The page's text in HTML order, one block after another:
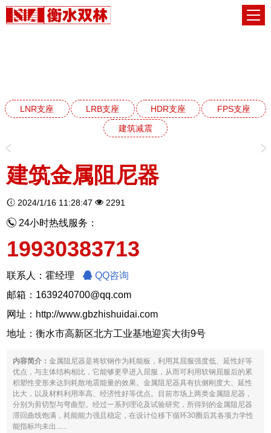
LNR支座 LRB支座 HDR支座
FPS支座
建筑减震
建筑金属阻尼器
2024/1/16 11:28:47 2291
24小时热线服务：
19930383713
联系人：霍经理
QQ咨询
邮箱：1639240700@qq.com
网址： http://www.gbzhishuidai.com
地址：衡水市高新区北方工业基地迎宾大街9号
内容简介：金属阻尼器是将软钢作为耗能板，利用其屈服强度低、延性好等
优点，与主体结构相比，它能够更早进入屈服，从而可利用软钢屈服后的累
积塑性变形来达到耗散地震能量的效果。金属阻尼器具有抗侧刚度大、延性
比大，以及材料利用率高、经济性好等优点。目前市场上两类金属阻尼器，
分别为剪切型与弯曲型。经过一系列理论及试验研究，所得到的金属阻尼器
滞回曲线饱满，耗能能力强且稳定，在设计位移下循环30圈后其各项力学性
能指标均未出......